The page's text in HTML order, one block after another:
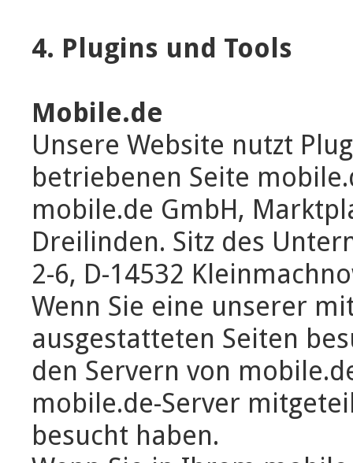
4. Plugins und Tools
Mobile.de
Unsere Website nutzt
betriebenen Seite
mobile.de GmbH,
Dreilinden. Sitz des
2-6, D-14532
Wenn Sie eine unserer
ausgestatteten Seiten
den Servern von
mobile.de-Server
besucht haben.